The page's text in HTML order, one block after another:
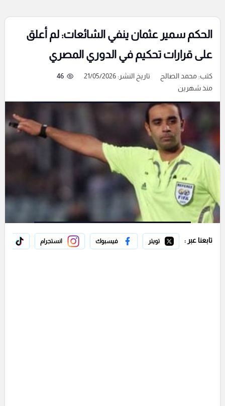
الحكم سمير عثمان ينفي الشائعات: لم أعلق
على قرارات تحكيم في الدوري المصري
كتب:محمد الصالح تاريخ النشر: 21/05/2026
46
منذ شهرين
تابعنا عبر : تويتر فيسبوك انستجرام